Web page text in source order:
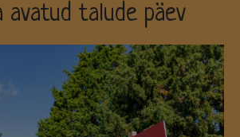
avatud talude päev